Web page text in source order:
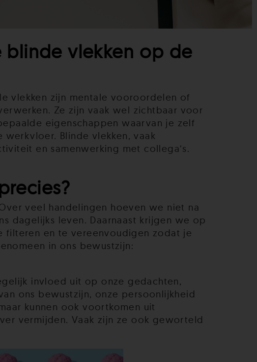
blinde vlekken op de
vlekken zijn mentale vooroordelen of
Ze zijn vaak wel zichtbaar voor
eigenschappen waarvan je zelf
Blinde vlekken, vaak
en samenwerking met collega’s.
veel handelingen hoeven we niet na
dagelijks leven. Daarnaast krijgen we op
en te vereenvoudigen zodat je
in ons bewustzijn:
invloed uit op onze gedachten,
ons bewustzijn, onze persoonlijkheid
kunnen ook voortkomen uit
vermijden. Vaak zijn ze ook geworteld